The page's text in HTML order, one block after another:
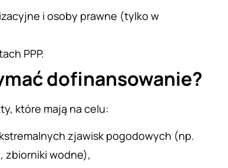
i osoby prawne (tylko w
PPP.
dofinansowanie?
które mają na celu:
zjawisk pogodowych (np.
zbiorniki wodne),